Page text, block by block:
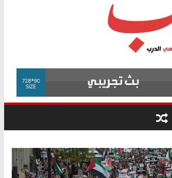
فرحات سليمان يكتب: القطاع الصحي إلى
أين؟
حزب التحالف الشعبي يطلق لجنة “الحق
في الصحة” بالإسكندرية لرصد الانتهاكات
ودعم المرضى
الوزاري لمدينة الصحفيين.. وانتهاء أعمال
إنشاء المبنى الإداري
المجلس القومي لحقوق الإنسان يعلن
متابعة قضية الدكتور محمد زهران.. ويؤكد:
قرينة البراءة وضمانات المحاكمة العادلة